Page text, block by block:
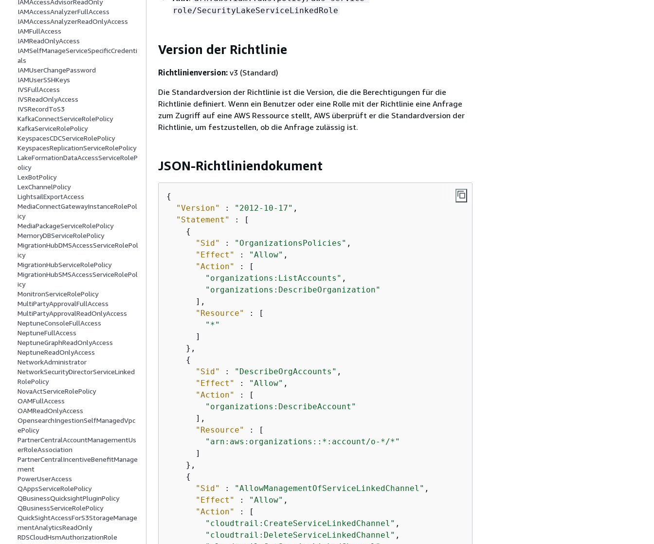
IAMAccessAdvisorReadOnly
IAMAccessAnalyzerFullAccess
IAMAccessAnalyzerReadOnlyAccess
IAMFullAccess
IAMReadOnlyAccess
IAMSelfManageServiceSpecificCredenti
als
IAMUserChangePassword
IAMUserSSHKeys
IVSFullAccess
IVSReadOnlyAccess
IVSRecordToS3
KafkaConnectServiceRolePolicy
KafkaServiceRolePolicy
KeyspacesCDCServiceRolePolicy
KeyspacesReplicationServiceRolePolicy
LakeFormationDataAccessServiceRoleP
olicy
LexBotPolicy
LexChannelPolicy
LightsailExportAccess
MediaConnectGatewayInstanceRolePol
icy
MediaPackageServiceRolePolicy
MemoryDBServiceRolePolicy
MigrationHubDMSAccessServiceRolePol
icy
MigrationHubServiceRolePolicy
MigrationHubSMSAccessServiceRolePol
icy
MonitronServiceRolePolicy
MultiPartyApprovalFullAccess
MultiPartyApprovalReadOnlyAccess
NeptuneConsoleFullAccess
NeptuneFullAccess
NeptuneGraphReadOnlyAccess
NeptuneReadOnlyAccess
NetworkAdministrator
NetworkSecurityDirectorServiceLinked
RolePolicy
NovaActServiceRolePolicy
OAMFullAccess
OAMReadOnlyAccess
OpensearchIngestionSelfManagedVpc
ePolicy
PartnerCentralAccountManagementUs
erRoleAssociation
PartnerCentralIncentiveBenefitManage
ment
PowerUserAccess
QAppsServiceRolePolicy
QBusinessQuicksightPluginPolicy
QBusinessServiceRolePolicy
QuickSightAccessForS3StorageManage
mentAnalyticsReadOnly
RDSCloudHsmAuthorizationRole
role/SecurityLakeServiceLinkedRole
Version der Richtlinie
Richtlinienversion: v3 (Standard)
Die Standardversion der Richtlinie ist die Version, die die Berechtigungen für die
Richtlinie definiert. Wenn ein Benutzer oder eine Rolle mit der Richtlinie eine Anfrage
zum Zugriff auf eine AWS Ressource stellt, AWS überprüft er die Standardversion der
Richtlinie, um festzustellen, ob die Anfrage zulässig ist.
JSON-Richtliniendokument
{
"Version"
: "2012-10-17" ,
"Statement"
: [
{
"Sid"
: "OrganizationsPolicies" ,
"Effect"
: "Allow" ,
"Action"
: [
"organizations:ListAccounts" ,
"organizations:DescribeOrganization"
      ],
"Resource"
: [
"*"
      ]
    },
{
"Sid"
: "DescribeOrgAccounts" ,
"Effect"
: "Allow" ,
"Action"
: [
"organizations:DescribeAccount"
      ],
"Resource"
: [
"arn:aws:organizations::*:account/o-*/*"
      ]
    },
{
"Sid"
: "AllowManagementOfServiceLinkedChannel" ,
"Effect"
: "Allow" ,
"Action"
: [
"cloudtrail:CreateServiceLinkedChannel" ,
"cloudtrail:DeleteServiceLinkedChannel" ,